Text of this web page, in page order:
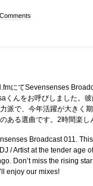
にてSevensenses
くんをお呼びしました。
派で、今年活躍が大きく
ある選曲です。2時間楽し
Broadcast 011.
/ Artist at the tender age
Don’t miss the rising
enjoy our mixes!